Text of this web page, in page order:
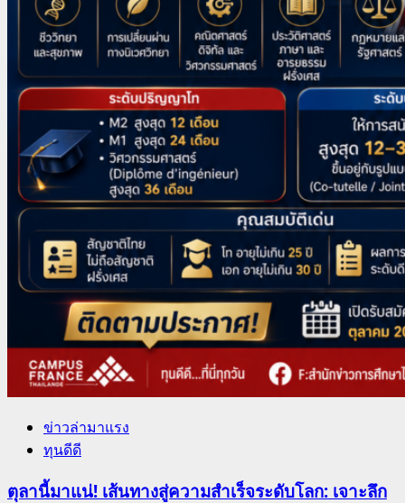
ข่าวล่ามาแรง
ทุนดีดี
ตุลานี้มาแน่! เส้นทางสู่ความสำเร็จระดับโลก: เจาะลึก